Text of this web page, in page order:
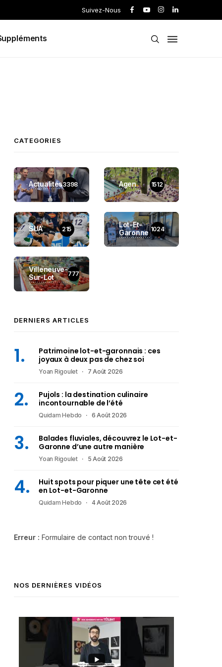
Suivez-Nous
CATEGORIES
Actualités3398 Agen 1512
SUA 215
Lot-Et-
Garonne 1024
Villeneuve-
Sur-Lot
777
DERNIERS ARTICLES
Patrimoine lot-et-garonnais : ces
joyaux à deux pas de chez soi
Yoan Rigoulet 7 Août 2026
Pujols : la destination culinaire
incontournable de l’été
Quidam Hebdo 6 Août 2026
Balades fluviales, découvrez le Lot-et-
Garonne d’une autre manière
Yoan Rigoulet 5 Août 2026
Huit spots pour piquer une tête cet été
en Lot-et-Garonne
Quidam Hebdo 4 Août 2026
Erreur : Formulaire de contact non trouvé !
NOS DERNIÈRES VIDÉOS